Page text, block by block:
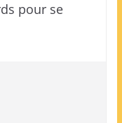
pour se